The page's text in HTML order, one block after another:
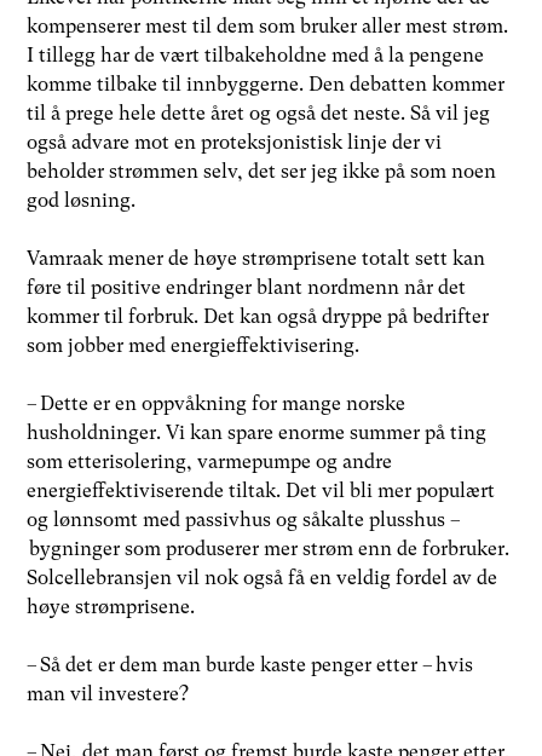
kompenserer mest til dem som bruker aller mest strøm.
I tillegg har de vært tilbakeholdne med å la pengene
komme tilbake til innbyggerne. Den debatten kommer
til å prege hele dette året og også det neste. Så vil jeg
også advare mot en proteksjonistisk linje der vi
beholder strømmen selv, det ser jeg ikke på som noen
god løsning.
Vamraak mener de høye strømprisene totalt sett kan
føre til positive endringer blant nordmenn når det
kommer til forbruk. Det kan også dryppe på bedrifter
som jobber med energieffektivisering.
– Dette er en oppvåkning for mange norske
husholdninger. Vi kan spare enorme summer på ting
som etterisolering, varmepumpe og andre
energieffektiviserende tiltak. Det vil bli mer populært
og lønnsomt med passivhus og såkalte plusshus –
bygninger som produserer mer strøm enn de forbruker.
Solcellebransjen vil nok også få en veldig fordel av de
høye strømprisene.
– Så det er dem man burde kaste penger etter – hvis
man vil investere?